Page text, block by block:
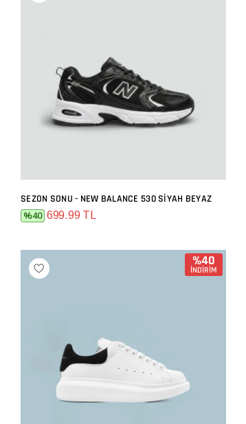
SEPETE EKLE
SEZON SONU - NEW BALANCE 530 SIYAH BEYAZ
%40 699.99 TL
%40
İNDİRİM